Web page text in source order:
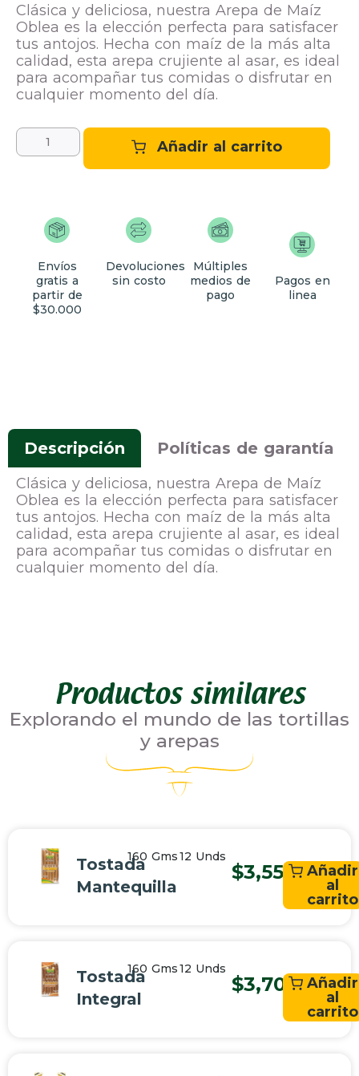
Clásica y deliciosa, nuestra Arepa de Maíz
Oblea es la elección perfecta para satisfacer
tus antojos. Hecha con maíz de la más alta
calidad, esta arepa crujiente al asar, es ideal
para acompañar tus comidas o disfrutar en
cualquier momento del día.
Añadir al carrito
Envíos
gratis a
partir de
$30.000
Devoluciones
sin costo
Múltiples
medios de
pago
Pagos en
linea
Descripción Políticas de garantía
Clásica y deliciosa, nuestra Arepa de Maíz
Oblea es la elección perfecta para satisfacer
tus antojos. Hecha con maíz de la más alta
calidad, esta arepa crujiente al asar, es ideal
para acompañar tus comidas o disfrutar en
cualquier momento del día.
Productos similares
Explorando el mundo de las tortillas
y arepas
Tostada
Mantequilla
160 Gms12 Unds
$3,550
Añadir
al
carrito
Tostada
Integral
160 Gms12 Unds
$3,700 Añadir
al
carrito